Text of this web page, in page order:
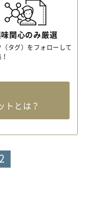
関心のみ厳選
（タグ）をフォローして
トとは？
2